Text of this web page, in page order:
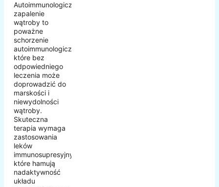
Autoimmunologiczne
zapalenie
wątroby to
poważne
schorzenie
autoimmunologiczne,
które bez
odpowiedniego
leczenia może
doprowadzić do
marskości i
niewydolności
wątroby.
Skuteczna
terapia wymaga
zastosowania
leków
immunosupresyjnych,
które hamują
nadaktywność
układu